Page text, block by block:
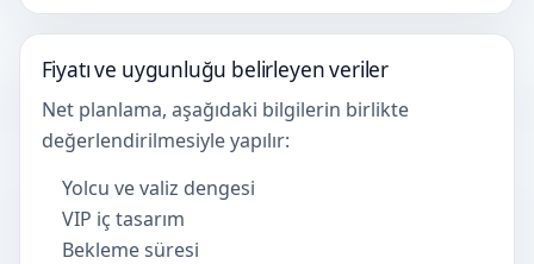
Fiyatı ve uygunluğu belirleyen veriler
Net planlama, aşağıdaki bilgilerin birlikte
değerlendirilmesiyle yapılır:
Yolcu ve valiz dengesi
VIP iç tasarım
Bekleme süresi